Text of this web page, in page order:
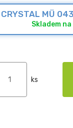
MÜ 043
Skladem
ks